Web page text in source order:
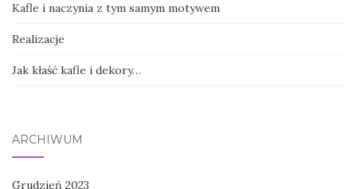
Kafle i naczynia z tym samym motywem
Realizacje
Jak kłaść kafle i dekory…
ARCHIWUM
Grudzień 2023